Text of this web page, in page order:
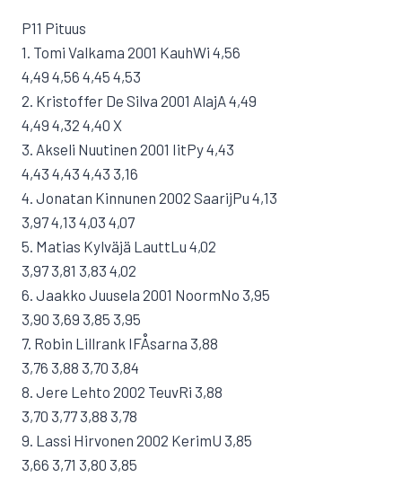
P11 Pituus
1. Tomi Valkama 2001 KauhWi 4,56
4,49 4,56 4,45 4,53
2. Kristoffer De Silva 2001 AlajA 4,49
4,49 4,32 4,40 X
3. Akseli Nuutinen 2001 IitPy 4,43
4,43 4,43 4,43 3,16
4. Jonatan Kinnunen 2002 SaarijPu 4,13
3,97 4,13 4,03 4,07
5. Matias Kylväjä LauttLu 4,02
3,97 3,81 3,83 4,02
6. Jaakko Juusela 2001 NoormNo 3,95
3,90 3,69 3,85 3,95
7. Robin Lillrank IFÅsarna 3,88
3,76 3,88 3,70 3,84
8. Jere Lehto 2002 TeuvRi 3,88
3,70 3,77 3,88 3,78
9. Lassi Hirvonen 2002 KerimU 3,85
3,66 3,71 3,80 3,85